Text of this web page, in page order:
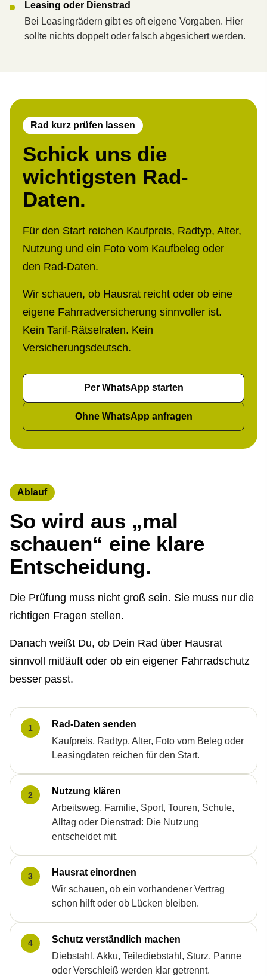
Leasing oder Dienstrad
Bei Leasingrädern gibt es oft eigene Vorgaben. Hier
sollte nichts doppelt oder falsch abgesichert werden.
Rad kurz prüfen lassen
Schick uns die
wichtigsten Rad-
Daten.
Für den Start reichen Kaufpreis, Radtyp, Alter,
Nutzung und ein Foto vom Kaufbeleg oder
den Rad-Daten.
Wir schauen, ob Hausrat reicht oder ob eine
eigene Fahrradversicherung sinnvoller ist.
Kein Tarif-Rätselraten. Kein
Versicherungsdeutsch.
Per WhatsApp starten
Ohne WhatsApp anfragen
Ablauf
So wird aus „mal
schauen“ eine klare
Entscheidung.
Die Prüfung muss nicht groß sein. Sie muss nur die
richtigen Fragen stellen.
Danach weißt Du, ob Dein Rad über Hausrat
sinnvoll mitläuft oder ob ein eigener Fahrradschutz
besser passt.
1
Rad-Daten senden
Kaufpreis, Radtyp, Alter, Foto vom Beleg oder
Leasingdaten reichen für den Start.
2
Nutzung klären
Arbeitsweg, Familie, Sport, Touren, Schule,
Alltag oder Dienstrad: Die Nutzung
entscheidet mit.
3
Hausrat einordnen
Wir schauen, ob ein vorhandener Vertrag
schon hilft oder ob Lücken bleiben.
4
Schutz verständlich machen
Diebstahl, Akku, Teilediebstahl, Sturz, Panne
oder Verschleiß werden klar getrennt.